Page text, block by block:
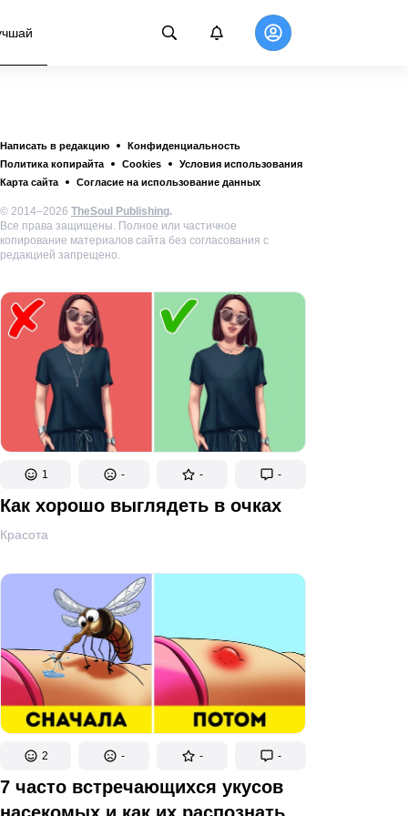
Написать в редакцию
Конфиденциальность
Политика копирайта
Cookies
Условия использования
Карта сайта
Согласие на использование данных
© 2014–2026 TheSoul Publishing.
Все права защищены. Полное или частичное
копирование материалов сайта без согласования с
редакцией запрещено.
1 - - -
Как хорошо выглядеть в очках
Красота
2 - - -
7 часто встречающихся укусов